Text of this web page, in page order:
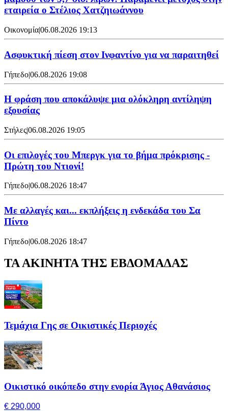
εταιρεία ο Στέλιος Χατζηιωάννου
Οικονομία|06.08.2026 19:13
Ασφυκτική πίεση στον Ινφαντίνο για να παραιτηθεί
Γήπεδο|06.08.2026 19:08
Η φράση που αποκάλυψε μια ολόκληρη αντίληψη
εξουσίας
Στήλες|06.08.2026 19:05
Οι επιλογές του Μπεργκ για το βήμα πρόκρισης -
Πρώτη του Ντιονί!
Γήπεδο|06.08.2026 18:47
Με αλλαγές και... εκπλήξεις η ενδεκάδα του Σα
Πίντο
Γήπεδο|06.08.2026 18:47
ΤΑ ΑΚΙΝΗΤΑ ΤΗΣ ΕΒΔΟΜΑΔΑΣ
Τεμάχια Γης σε Οικιστικές Περιοχές
Οικιστικό οικόπεδο στην ενορία Άγιος Αθανάσιος
€ 290,000